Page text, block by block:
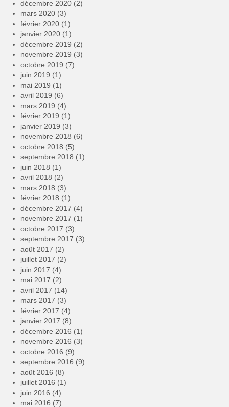
décembre 2020 (2)
mars 2020 (3)
février 2020 (1)
janvier 2020 (1)
décembre 2019 (2)
novembre 2019 (3)
octobre 2019 (7)
juin 2019 (1)
mai 2019 (1)
avril 2019 (6)
mars 2019 (4)
février 2019 (1)
janvier 2019 (3)
novembre 2018 (6)
octobre 2018 (5)
septembre 2018 (1)
juin 2018 (1)
avril 2018 (2)
mars 2018 (3)
février 2018 (1)
décembre 2017 (4)
novembre 2017 (1)
octobre 2017 (3)
septembre 2017 (3)
août 2017 (2)
juillet 2017 (2)
juin 2017 (4)
mai 2017 (2)
avril 2017 (14)
mars 2017 (3)
février 2017 (4)
janvier 2017 (8)
décembre 2016 (1)
novembre 2016 (3)
octobre 2016 (9)
septembre 2016 (9)
août 2016 (8)
juillet 2016 (1)
juin 2016 (4)
mai 2016 (7)